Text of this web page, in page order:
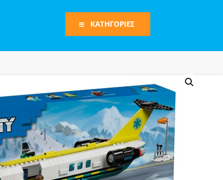
ΚΑΤΗΓΟΡΙΕΣ
Φιγούρες Δράσης
Φιγούρες
Τρένα
Bruder
Οχήματα
Πίστες-Γκαράζ